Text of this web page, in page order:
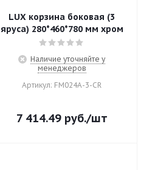
LUX корзина боковая (3
яруса) 280*460*780 мм хром
Наличие уточняйте у
менеджеров
Артикул: FM024А-3-CR
7 414.49руб./шт